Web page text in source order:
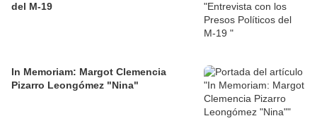
del M-19
In Memoriam: Margot Clemencia
Pizarro Leongómez "Nina"